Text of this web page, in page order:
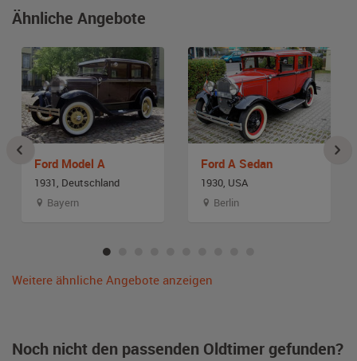
Ähnliche Angebote
Ford Model A
1931, Deutschland
Bayern
Ford A Sedan
1930, USA
Berlin
Weitere ähnliche Angebote anzeigen
Noch nicht den passenden Oldtimer gefunden?